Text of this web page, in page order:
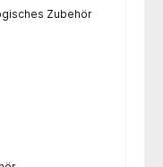
Zubehör